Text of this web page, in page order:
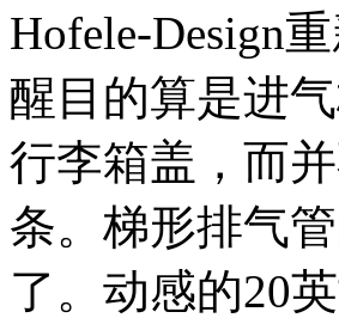
Hofele-Design
醒目的算是进
行李箱盖，而
条。梯形排气
了。动感的20